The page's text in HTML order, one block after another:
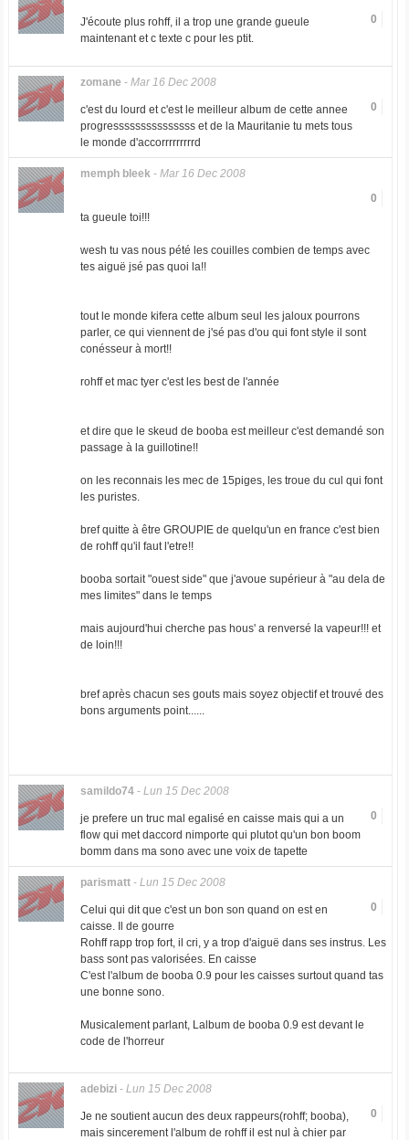
0
J'écoute plus rohff, il a trop une grande gueule
maintenant et c texte c pour les ptit.
zomane - Mar 16 Dec 2008
0
c'est du lourd et c'est le meilleur album de cette annee
progresssssssssssssss et de la Mauritanie tu mets tous
le monde d'accorrrrrrrrrd
memph bleek- Mar 16 Dec 2008
0
ta gueule toi!!!
wesh tu vas nous pété les couilles combien de temps avec
tes aiguë jsé pas quoi la!!
tout le monde kifera cette album seul les jaloux pourrons
parler, ce qui viennent de j'sé pas d'ou qui font style il sont
conésseur à mort!!
rohff et mac tyer c'est les best de l'année
et dire que le skeud de booba est meilleur c'est demandé son
passage à la guillotine!!
on les reconnais les mec de 15piges, les troue du cul qui font
les puristes.
bref quitte à être GROUPIE de quelqu'un en france c'est bien
de rohff qu'il faut l'etre!!
booba sortait "ouest side" que j'avoue supérieur à "au dela de
mes limites" dans le temps
mais aujourd'hui cherche pas hous' a renversé la vapeur!!! et
de loin!!!
bref après chacun ses gouts mais soyez objectif et trouvé des
bons arguments point......
samildo74- Lun 15 Dec 2008
0
je prefere un truc mal egalisé en caisse mais qui a un
flow qui met daccord nimporte qui plutot qu'un bon boom
bomm dans ma sono avec une voix de tapette
parismatt- Lun 15 Dec 2008
0
Celui qui dit que c'est un bon son quand on est en
caisse. Il de gourre
Rohff rapp trop fort, il cri, y a trop d'aiguë dans ses instrus. Les
bass sont pas valorisées. En caisse
C'est l'album de booba 0.9 pour les caisses surtout quand tas
une bonne sono.
Musicalement parlant, Lalbum de booba 0.9 est devant le
code de l'horreur
adebizi- Lun 15 Dec 2008
0
Je ne soutient aucun des deux rappeurs(rohff; booba),
mais sincerement l'album de rohff il est nul à chier par